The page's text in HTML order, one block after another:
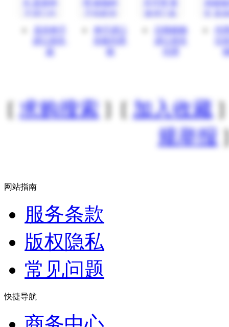
花卉种子
种子进口
日韩植物
[求购搜索 ] [ 加入收藏]
规举报
网站指南
服务条款
版权隐私
常见问题
快捷导航